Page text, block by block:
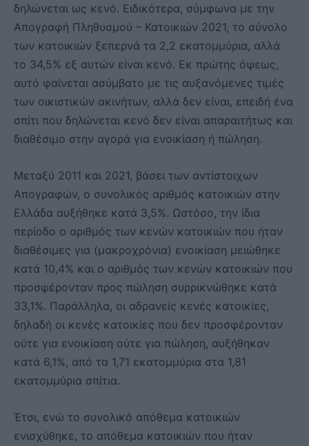
δηλώνεται ως κενό. Ειδικότερα, σύμφωνα με την
Απογραφή Πληθυσμού – Κατοικιών 2021, το σύνολο
των κατοικιών ξεπερνά τα 2,2 εκατομμύρια, αλλά
το 34,5% εξ αυτών είναι κενό. Εκ πρώτης όψεως,
αυτό φαίνεται ασύμβατο με τις αυξανόμενες τιμές
των οικιστικών ακινήτων, αλλά δεν είναι, επειδή ένα
σπίτι που δηλώνεται κενό δεν είναι απαραιτήτως και
διαθέσιμο στην αγορά για ενοικίαση ή πώληση.
Μεταξύ 2011 και 2021, βάσει των αντίστοιχων
Απογραφών, ο συνολικός αριθμός κατοικιών στην
Ελλάδα αυξήθηκε κατά 3,5%. Ωστόσο, την ίδια
περίοδο ο αριθμός των κενών κατοικιών που ήταν
διαθέσιμες για (μακροχρόνια) ενοικίαση μειώθηκε
κατά 10,4% και ο αριθμός των κενών κατοικιών που
προσφέρονταν προς πώληση συρρικνώθηκε κατά
33,1%. Παράλληλα, οι αδρανείς κενές κατοικίες,
δηλαδή οι κενές κατοικίες που δεν προσφέρονταν
ούτε για ενοικίαση ούτε για πώληση, αυξήθηκαν
κατά 6,1%, από τα 1,71 εκατομμύρια στα 1,81
εκατομμύρια σπίτια.
Έτσι, ενώ το συνολικό απόθεμα κατοικιών
ενισχύθηκε, το απόθεμα κατοικιών που ήταν